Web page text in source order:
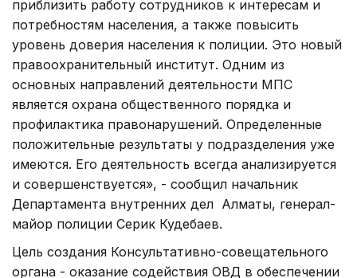
приблизить работу сотрудников к интересам и
потребностям населения, а также повысить
уровень доверия населения к полиции. Это новый
правоохранительный институт. Одним из
основных направлений деятельности МПС
является охрана общественного порядка и
профилактика правонарушений. Определенные
положительные результаты у подразделения уже
имеются. Его деятельность всегда анализируется
и совершенствуется», - сообщил начальник
Департамента внутренних дел Алматы, генерал-
майор полиции Серик Кудебаев.
Цель создания Консультативно-совещательного
органа - оказание содействия ОВД в обеспечении